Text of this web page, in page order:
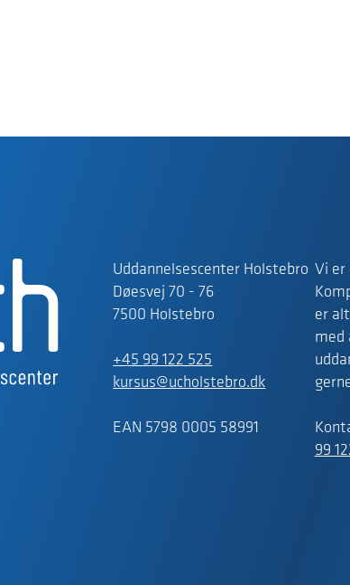
Uddannelsescenter Holstebro
Døesvej 70 - 76
7500 Holstebro
+45 99 122 525
kursus@ucholstebro.dk
EAN 5798 0005 58991
Vi er
er
med
99